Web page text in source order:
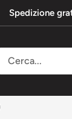
Spedizione